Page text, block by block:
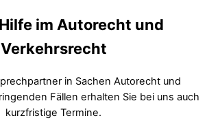
im Autorecht und
Verkehrsrecht
in Sachen Autorecht und
Fällen erhalten Sie bei uns auch
kurzfristige Termine.